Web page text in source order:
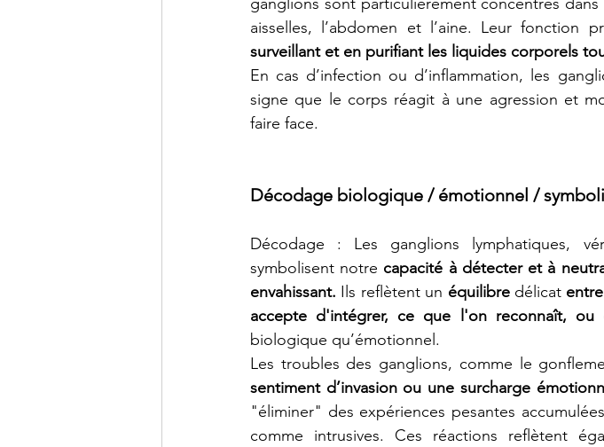
aisselles, l’abdomen et l’aine. Leur fonction
surveillant et en purifiant les liquides corporels
En cas d’infection ou d’inflammation, les
signe que le corps réagit à une agression et
faire face.
Décodage biologique / émotionnel /
Décodage : Les ganglions lymphatiques,
symbolisent notre capacité à détecter et à
envahissant. Ils reflètent un équilibre délicat
accepte d'intégrer, ce que l'on reconnaît,
biologique qu’émotionnel.
sentiment d’invasion ou une surcharge
"éliminer" des expériences pesantes
comme intrusives. Ces réactions reflètent